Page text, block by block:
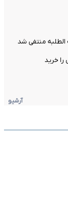
الطلبه منتفی شد
خرید
آرشیو